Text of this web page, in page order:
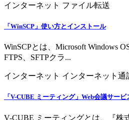
インターネット ファイル転送
「WinSCP」使い方とインストール
WinSCPとは、Microsoft Windows
FTPS、SFTPクラ...
インターネット インターネット通
「V-CUBE ミーティング」Web会議サービ
V-CUBE ミーティングとは、『株